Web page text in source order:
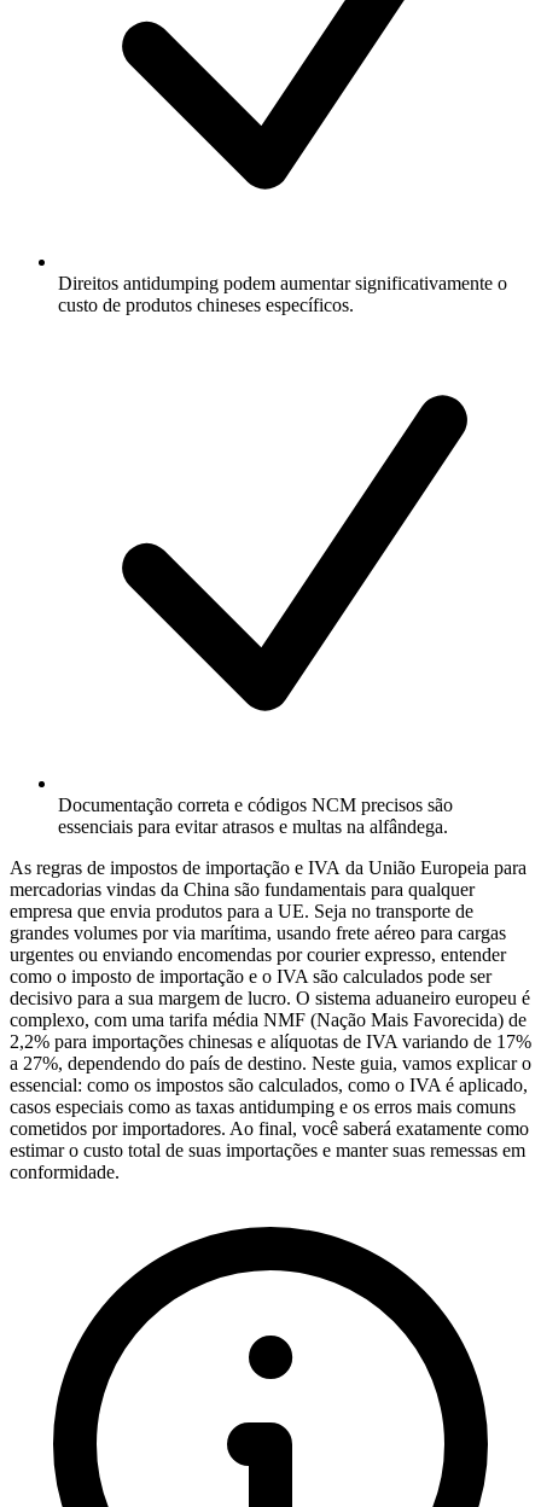
Direitos antidumping podem aumentar significativamente o
custo de produtos chineses específicos.
Documentação correta e códigos NCM precisos são
essenciais para evitar atrasos e multas na alfândega.
As regras de impostos de importação e IVA da União Europeia para
mercadorias vindas da China são fundamentais para qualquer
empresa que envia produtos para a UE. Seja no transporte de
grandes volumes por via marítima, usando frete aéreo para cargas
urgentes ou enviando encomendas por courier expresso, entender
como o imposto de importação e o IVA são calculados pode ser
decisivo para a sua margem de lucro. O sistema aduaneiro europeu é
complexo, com uma tarifa média NMF (Nação Mais Favorecida) de
2,2% para importações chinesas e alíquotas de IVA variando de 17%
a 27%, dependendo do país de destino. Neste guia, vamos explicar o
essencial: como os impostos são calculados, como o IVA é aplicado,
casos especiais como as taxas antidumping e os erros mais comuns
cometidos por importadores. Ao final, você saberá exatamente como
estimar o custo total de suas importações e manter suas remessas em
conformidade.